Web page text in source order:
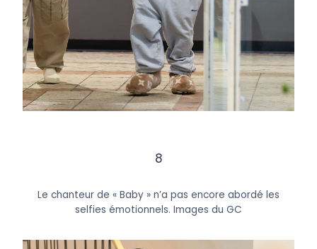
8
Le chanteur de « Baby » n’a pas encore abordé les
selfies émotionnels. Images du GC